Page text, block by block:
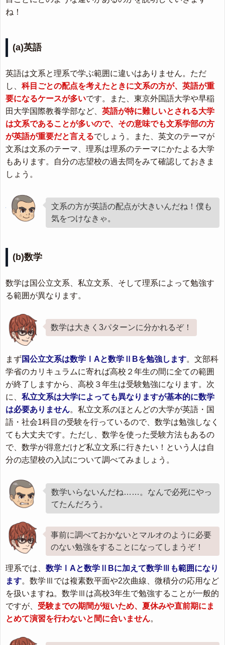
ね！
(a)英語
英語は文系と理系で学ぶ範囲に違いはありません。ただ
し、 科目ごとの配点を考えたときに文系の方が、英語が重
要になるケースが多いです。また、東京外国語大学や早稲
田大学国際教養学部など、 英語が特に難しいとされる大学
は文系であることが多いので、その意味でも文系学部の方
が英語が重要だと言えるでしょう。また、英文のテーマが
文系は文系のテーマ、理系は理系のテーマにかたよる大学
もあります。自分の志望校の過去問をみて確認しておきま
しょう。
文系の方が英語の配点が大きいんだね！僕も
気をつけなきゃ。
(b)数学
数学は国公立文系、私立文系、そして理系によって勉強す
る範囲が異なります。
数学は大きく3パターンに分かれるぞ！
まず国公立文系は数学ⅠAと数学ⅡBを勉強します。文部科
学省のカリキュラムに寄れば高校２年生の間に全ての範囲
が終了しますから、高校３年生は受験勉強になります。次
に、 私立文系は大学によっても異なりますが基本的に数学
は必要ありません。私立文系のほとんどの大学が英語・国
語・社会1科目の受験を行っているので、数学は勉強しなく
ても大丈夫です。ただし、数学を使った受験方法もあるの
で、数学が得意だけど私立文系に行きたい！という人は自
分の志望校の入試について調べてみましょう。
数学いらないんだね……。なんで必死にやっ
てたんだろう。
事前に調べておかないとマルオのように必要
のない勉強をすることになってしまうぞ！
理系では、 数学ⅠAと数学ⅡBに加えて数学Ⅲも範囲になり
ます。数学Ⅲでは複素数平面や2次曲線、微積分の応用など
を扱いますね。数学Ⅲは高校3年生で勉強することが一般的
ですが、 受験までの期間が短いため、夏休みや直前期にま
とめて演習を行わないと間に合いません。